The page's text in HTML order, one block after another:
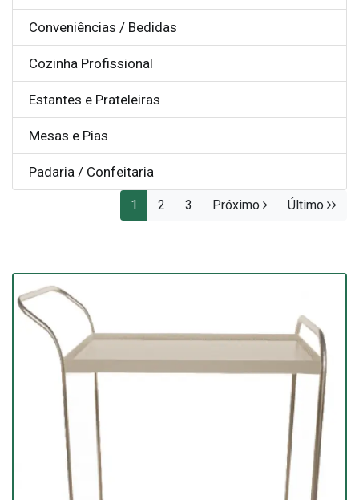
Conveniências / Bedidas
Cozinha Profissional
Estantes e Prateleiras
Mesas e Pias
Padaria / Confeitaria
1 2 3 Próximo Último